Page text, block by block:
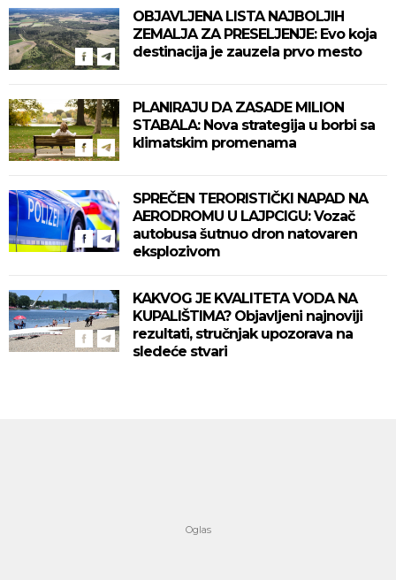
OBJAVLJENA LISTA NAJBOLJIH
ZEMALJA ZA PRESELJENJE: Evo koja
destinacija je zauzela prvo mesto
PLANIRAJU DA ZASADE MILION
STABALA: Nova strategija u borbi sa
klimatskim promenama
SPREČEN TERORISTIČKI NAPAD NA
AERODROMU U LAJPCIGU: Vozač
autobusa šutnuo dron natovaren
eksplozivom
KAKVOG JE KVALITETA VODA NA
KUPALIŠTIMA? Objavljeni najnoviji
rezultati, stručnjak upozorava na
sledeće stvari